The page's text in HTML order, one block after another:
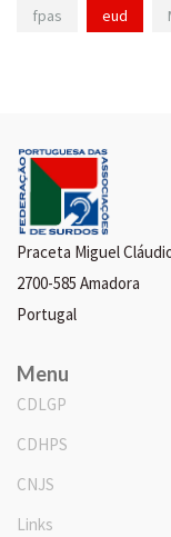
fpas eud
Praceta Miguel
2700-585 Amadora
Portugal
Menu
CDLGP
CDHPS
CNJS
Links